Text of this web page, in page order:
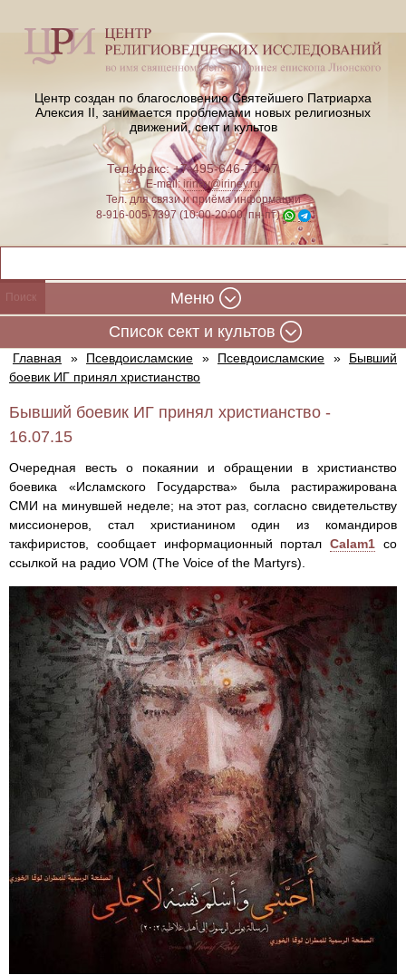
Центр создан по благословению Святейшего Патриарха
Алексия II, занимается проблемами новых религиозных
движений, сект и культов
Тел./факс: +7-495-646-71-47
E-mail:iriney@iriney.ru
Тел. для связи и приёма информации
8-916-005-7397 (10:00-20:00, пн-пт)
Меню
Cписок сект и культов
Главная » Псевдоисламские » Псевдоисламские »
Бывший
боевик ИГ принял христианство
Бывший боевик ИГ принял христианство -
16.07.15
Очередная весть о покаянии и обращении в христианство
боевика «Исламского Государства» была растиражирована
СМИ на минувшей неделе; на этот раз, согласно свидетельству
миссионеров, стал христианином один из командиров
такфиристов, сообщает информационный порталCalam1 со
ссылкой на радио VOM (The Voice of the Martyrs).